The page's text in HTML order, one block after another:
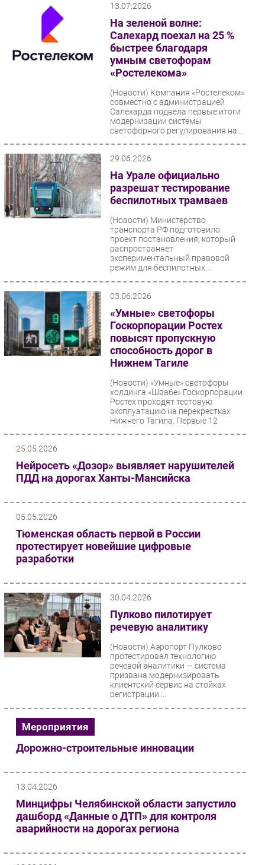
Outsourcing
Регулирование
Финансы
Гаджеты
Здоровье
РАЗДЕЛЫ
Новости
Проекты
IT класс
Тестовый стенд
Каталог компаний
13.07.2026
На зеленой волне:
Салехард поехал на 25 %
быстрее благодаря
умным светофорам
«Ростелекома»
(Новости) Компания «Ростелеком»
совместно с администрацией
Салехарда подвела первые итоги
модернизации системы
светофорного регулирования на...
29.06.2026
На Урале официально
разрешат тестирование
беспилотных трамваев
(Новости) Министерство
транспорта РФ подготовило
проект постановления, который
распространяет
экспериментальный правовой
режим для беспилотных...
03.06.2026
«Умные» светофоры
Госкорпорации Ростех
повысят пропускную
способность дорог в
Нижнем Тагиле
(Новости) «Умные» светофоры
холдинга «Швабе» Госкорпорации
Ростех проходят тестовую
эксплуатацию на перекрестках
Нижнего Тагила. Первые 12
25.05.2026
Нейросеть «Дозор» выявляет нарушителей
ПДД на дорогах Ханты-Мансийска
05.05.2026
Тюменская область первой в России
протестирует новейшие цифровые
разработки
30.04.2026
Пулково пилотирует
речевую аналитику
(Новости) Аэропорт Пулково
протестировал технологию
речевой аналитики — система
призвана модернизировать
клиентский сервис на стойках
регистрации....
Мероприятия
Дорожно-строительные инновации
13.04.2026
Минцифры Челябинской области запустило
дашборд «Данные о ДТП» для контроля
аварийности на дорогах региона